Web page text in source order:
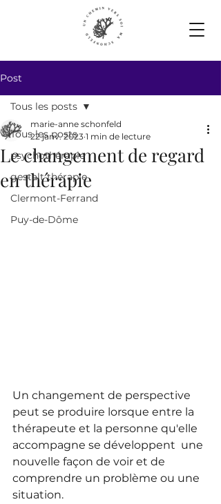
Post
Tous les posts
psychothérapie
gestalt thérapie
Clermont-Ferrand
Puy-de-Dôme
Tous les posts
Le changement de regard
en thérapie
marie-anne schonfeld
22 janv. 2023 1 min de lecture
Un changement de perspective
peut se produire lorsque entre la
thérapeute et la personne qu'elle
accompagne se développent  une
nouvelle façon de voir et de
comprendre un problème ou une
situation.